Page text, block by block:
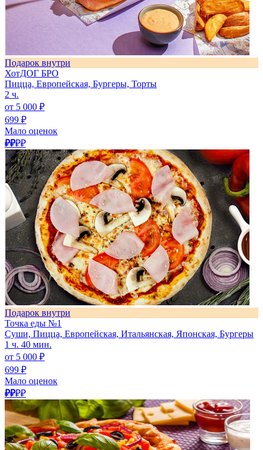
Подарок внутри
ХотДОГ БРО
Пицца, Европейская, Бургеры, Торты
2 ч.
от 5 000 ₽
699 ₽
Мало оценок
₽₽₽₽
Подарок внутри
Точка еды №1
Суши, Пицца, Европейская, Итальянская, Японская, Бургеры
1 ч. 40 мин.
от 5 000 ₽
699 ₽
Мало оценок
₽₽₽₽